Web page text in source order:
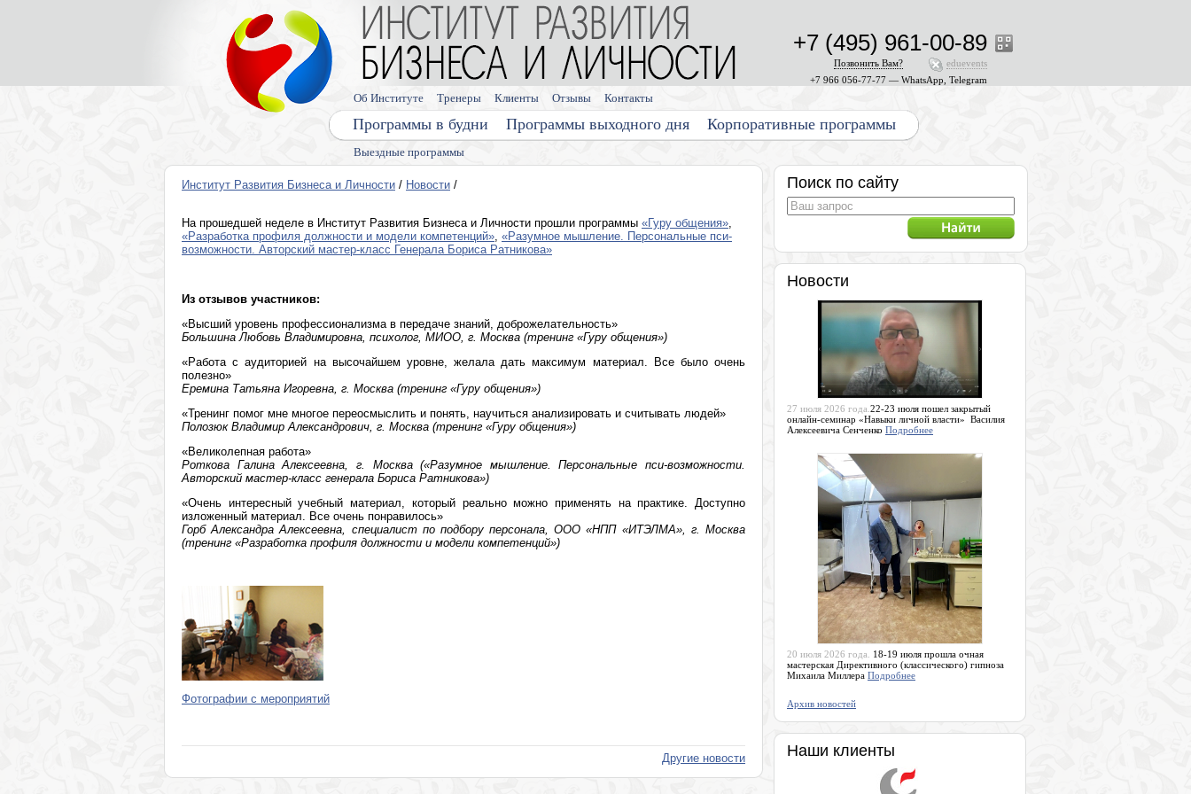
Выездные программы
Программы в будни Программы выходного дня Корпоративные программы
Об Институте Тренеры Клиенты Отзывы Контакты
+7 966 056-77-77 — WhatsApp, Telegram
eduevents
Позвонить Вам?
+7 (495) 961-00-89
Институт Развития Бизнеса и Личности / Новости /
На прошедшей неделе в Институт Развития Бизнеса и Личности прошли программы «Гуру общения»,
«Разработка профиля должности и модели компетенций», «Разумное мышление. Персональные пси-
возможности. Авторский мастер-класс Генерала Бориса Ратникова»
Из отзывов участников:
«Высший уровень профессионализма в передаче знаний, доброжелательность»
Большина Любовь Владимировна, психолог, МИОО, г. Москва (тренинг «Гуру общения»)
«Работа с аудиторией на высочайшем уровне, желала дать максимум материал. Все было очень
полезно»
Еремина Татьяна Игоревна, г. Москва (тренинг «Гуру общения»)
«Тренинг помог мне многое переосмыслить и понять, научиться анализировать и считывать людей»
Полозюк Владимир Александрович, г. Москва (тренинг «Гуру общения»)
«Великолепная работа»
Роткова Галина Алексеевна, г. Москва («Разумное мышление. Персональные пси-возможности.
Авторский мастер-класс генерала Бориса Ратникова»)
«Очень интересный учебный материал, который реально можно применять на практике. Доступно
изложенный материал. Все очень понравилось»
Горб Александра Алексеевна, специалист по подбору персонала, ООО «НПП «ИТЭЛМА», г. Москва
(тренинг «Разработка профиля должности и модели компетенций»)
Фотографии с мероприятий
Другие новости
Поиск по сайту
Новости
27 июля 2026 года. 22-23 июля пошел закрытый
онлайн-семинар «Навыки личной власти» Василия
Алексеевича Сенченко Подробнее
20 июля 2026 года.
18-19 июля прошла очная
мастерская Директивного (классического) гипноза
Михаила Миллера Подробнее
Архив новостей
Наши клиенты